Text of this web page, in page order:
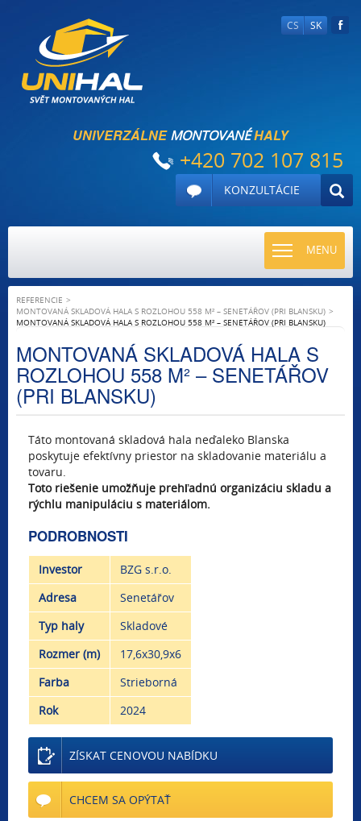
CS SK
UNIVERZÁLNEMONTOVANÉHALY
+420 702 107 815
KONZULTÁCIE
MENU
TOGGLE
REFERENCIE
MONTOVANÁ SKLADOVÁ HALA S ROZLOHOU 558 M² – SENETÁŘOV (PRI BLANSKU)
MONTOVANÁ SKLADOVÁ HALA S ROZLOHOU 558 M² – SENETÁŘOV (PRI BLANSKU)
MONTOVANÁ SKLADOVÁ HALA S
ROZLOHOU 558 M² – SENETÁŘOV
(PRI BLANSKU)
Táto montovaná skladová hala neďaleko Blanska
poskytuje efektívny priestor na skladovanie materiálu a
tovaru.
Toto riešenie umožňuje prehľadnú organizáciu skladu a
rýchlu manipuláciu s materiálom.
PODROBNOSTI
Investor
BZG s.r.o.
Adresa
Senetářov
Typ haly
Skladové
Rozmer (m)
17,6x30,9x6
Farba
Strieborná
Rok
2024
ZÍSKAT CENOVOU NABÍDKU
CHCEM SA OPÝTAŤ